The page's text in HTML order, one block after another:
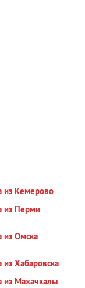
из Кемерово
из Перми
из Омска
из Хабаровска
из Махачкалы